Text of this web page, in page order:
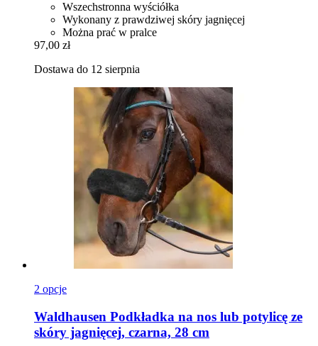
Wszechstronna wyściółka
Wykonany z prawdziwej skóry jagnięcej
Można prać w pralce
97,00 zł
Dostawa do 12 sierpnia
2 opcje
Waldhausen Podkładka na nos lub potylicę ze
skóry jagnięcej, czarna, 28 cm